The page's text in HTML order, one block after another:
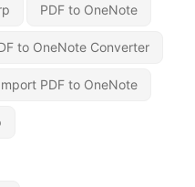
PDF to OneNote
to OneNote Converter
PDF to OneNote